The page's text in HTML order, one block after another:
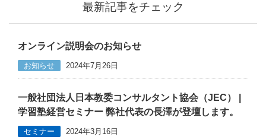
最新記事をチェック
オンライン説明会のお知らせ
お知らせ 2024年7月26日
一般社団法人日本教委コンサルタント協会（JEC） |
学習塾経営セミナー 弊社代表の長澤が登壇します。
セミナー 2024年3月16日